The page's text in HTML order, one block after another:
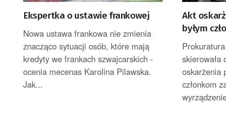
Ekspertka o ustawie frankowej
Nowa ustawa frankowa nie zmienia
znacząco sytuacji osób, które mają
kredyty we frankach szwajcarskich -
ocenia mecenas Karolina Pilawska.
Jak...
Akt
byłym
skierowała
oskarżenia
członkom